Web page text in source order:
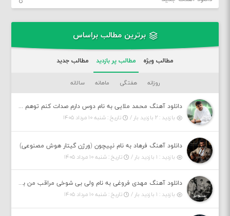
برترین مطالب براساس
مطالب ویژه مطالب پر بازدید مطالب جدید
روزانه هفتگی ماهانه سالانه
دانلود آهنگ محمد ملایی به نام دوس دارم صدات کنم توهم بگی جونم نیمه پنهونم
بازدید : ۲ بازدید بار /
تاریخ : شنبه ۱۰ مرداد ۱۴۰۵
دانلود آهنگ فرهاد به نام نپیچون (ورژن گیتار هوش مصنوعی)
بازدید : ۱ بازدید بار /
تاریخ : شنبه ۱۰ مرداد ۱۴۰۵
دانلود آهنگ مهدی فروغی به نام ولی بی شوخی مراقب من باش
بازدید : ۱ بازدید بار /
تاریخ : شنبه ۱۰ مرداد ۱۴۰۵